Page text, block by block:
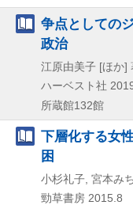
争点としての
政治
江原由美子 [ほか]
ハーベスト社
所蔵館132館
下層化する女
困
小杉礼子, 宮本み
勁草書房 2015.8